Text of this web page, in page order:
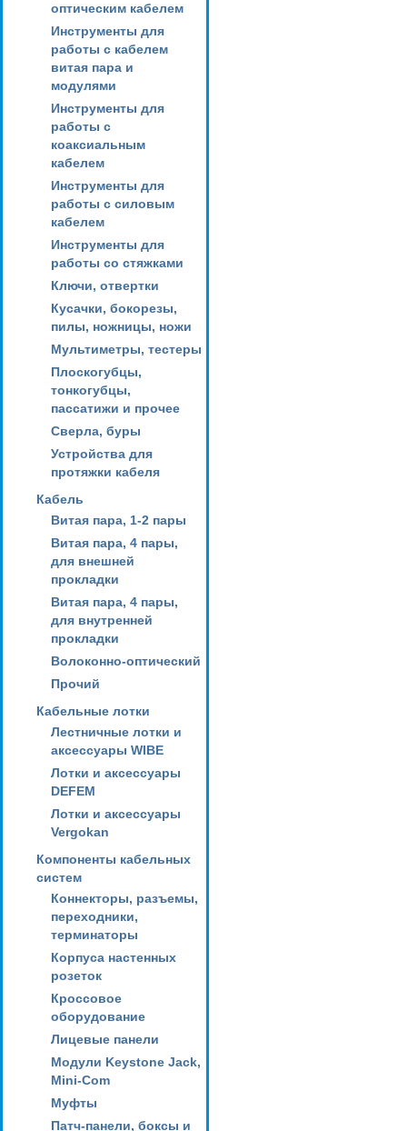
оптическим кабелем
Инструменты для
работы с кабелем
витая пара и
модулями
Инструменты для
работы с
коаксиальным
кабелем
Инструменты для
работы с силовым
кабелем
Инструменты для
работы со стяжками
Ключи, отвертки
Кусачки, бокорезы,
пилы, ножницы, ножи
Мультиметры, тестеры
Плоскогубцы,
тонкогубцы,
пассатижи и прочее
Сверла, буры
Устройства для
протяжки кабеля
Кабель
Витая пара, 1-2 пары
Витая пара, 4 пары,
для внешней
прокладки
Витая пара, 4 пары,
для внутренней
прокладки
Волоконно-оптический
Прочий
Кабельные лотки
Лестничные лотки и
аксессуары WIBE
Лотки и аксессуары
DEFEM
Лотки и аксессуары
Vergokan
Компоненты кабельных
систем
Коннекторы, разъемы,
переходники,
терминаторы
Корпуса настенных
розеток
Кроссовое
оборудование
Лицевые панели
Модули Keystone Jack,
Mini-Com
Муфты
Патч-панели, боксы и